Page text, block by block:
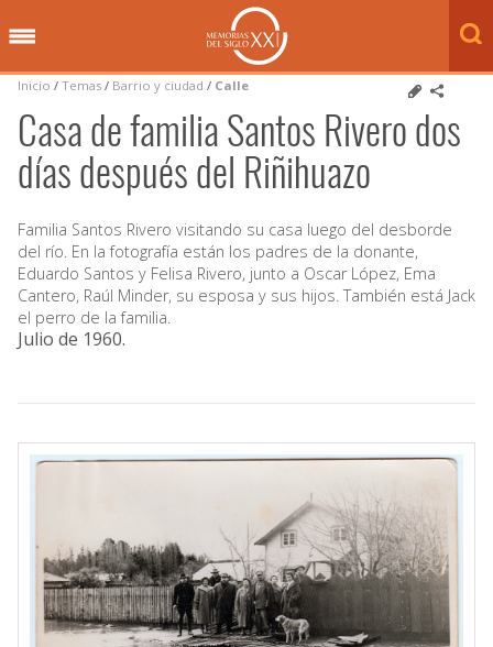
Inicio / Temas / Barrio y ciudad / Calle
Casa de familia Santos Rivero dos
días después del Riñihuazo
Familia Santos Rivero visitando su casa luego del desborde
del río. En la fotografía están los padres de la donante,
Eduardo Santos y Felisa Rivero, junto a Oscar López, Ema
Cantero, Raúl Minder, su esposa y sus hijos. También está Jack
el perro de la familia.
Julio de 1960.